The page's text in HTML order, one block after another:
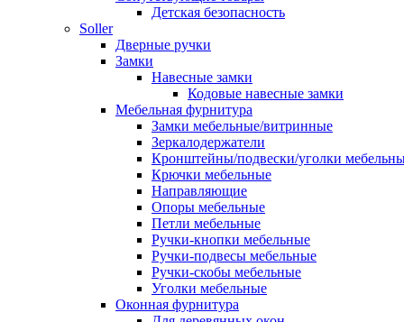
Детская безопасность
Soller
Дверные ручки
Замки
Навесные замки
Кодовые навесные замки
Мебельная фурнитура
Замки мебельные/витринные
Зеркалодержатели
Кронштейны/подвески/уголки
Крючки мебельные
Направляющие
Опоры мебельные
Петли мебельные
Ручки-кнопки мебельные
Ручки-подвесы мебельные
Ручки-скобы мебельные
Уголки мебельные
Оконная фурнитура